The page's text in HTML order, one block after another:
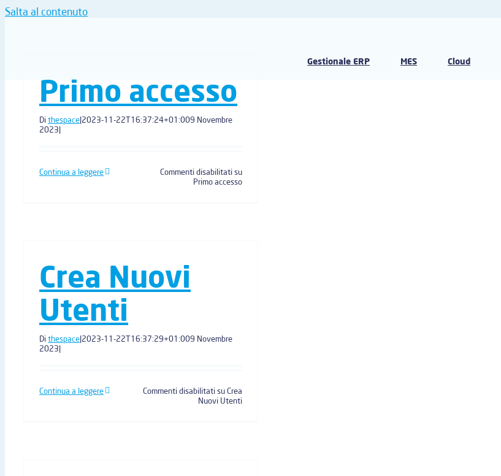
Salta al contenuto
Gestionale ERP MES Cloud
Primo accesso
Dithespace|2023-11-22T16:37:24+01:009 Novembre
2023|
Continua a leggere Commenti disabilitatisu
Primo accesso
Crea Nuovi
Utenti
Dithespace|2023-11-22T16:37:29+01:009 Novembre
2023|
Continua a leggere Commenti disabilitatisu Crea
Nuovi Utenti